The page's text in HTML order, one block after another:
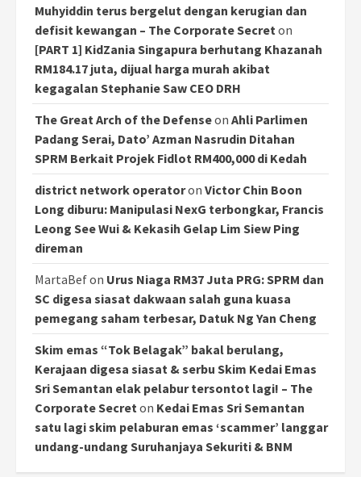
Muhyiddin terus bergelut dengan kerugian dan
defisit kewangan – The Corporate Secret on
[PART 1] KidZania Singapura berhutang Khazanah
RM184.17 juta, dijual harga murah akibat
kegagalan Stephanie Saw CEO DRH
The Great Arch of the Defenseon Ahli Parlimen
Padang Serai, Dato’ Azman Nasrudin Ditahan
SPRM Berkait Projek Fidlot RM400,000 di Kedah
district network operatoron Victor Chin Boon
Long diburu: Manipulasi NexG terbongkar, Francis
Leong See Wui & Kekasih Gelap Lim Siew Ping
direman
MartaBefon Urus Niaga RM37 Juta PRG: SPRM dan
SC digesa siasat dakwaan salah guna kuasa
pemegang saham terbesar, Datuk Ng Yan Cheng
Skim emas “Tok Belagak” bakal berulang,
Kerajaan digesa siasat & serbu Skim Kedai Emas
Sri Semantan elak pelabur tersontot lagi! – The
Corporate Secret on Kedai Emas Sri Semantan
satu lagi skim pelaburan emas ‘scammer’ langgar
undang-undang Suruhanjaya Sekuriti & BNM